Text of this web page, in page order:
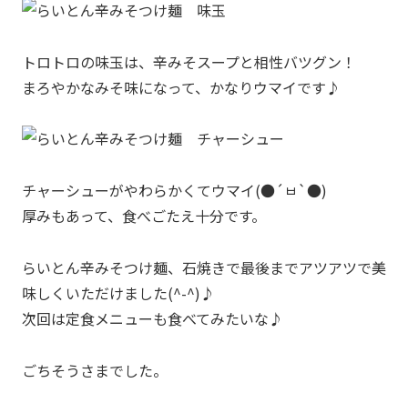
トロトロの味玉は、辛みそスープと相性バツグン！
まろやかなみそ味になって、かなりウマイです♪
チャーシューがやわらかくてウマイ(●´ㅂ`●)
厚みもあって、食べごたえ十分です。
らいとん辛みそつけ麺、石焼きで最後までアツアツで美
味しくいただけました(^-^)♪
次回は定食メニューも食べてみたいな♪
ごちそうさまでした。